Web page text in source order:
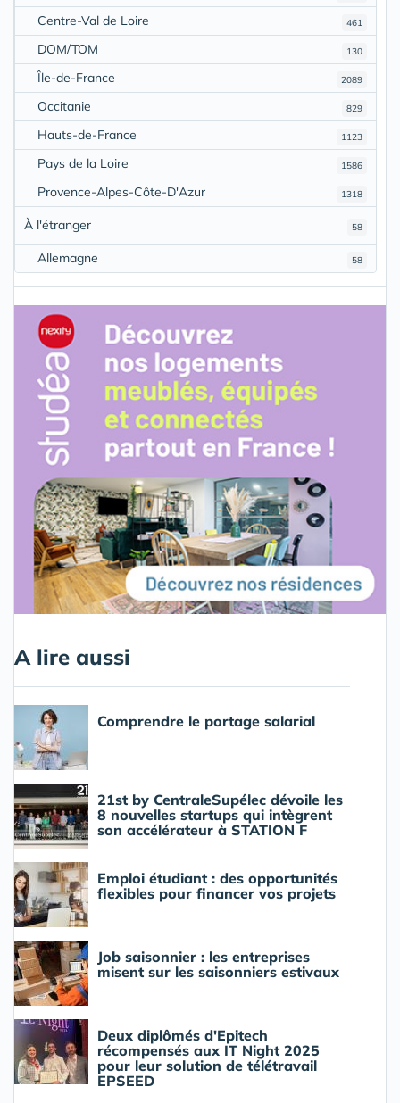
461
Centre-Val de Loire
130
DOM/TOM
2089
Île-de-France
829
Occitanie
1123
Hauts-de-France
1586
Pays de la Loire
1318
Provence-Alpes-Côte-D'Azur
58
À l'étranger
58
Allemagne
A lire aussi
Comprendre le portage salarial
21st by CentraleSupélec dévoile les
8 nouvelles startups qui intègrent
son accélérateur à STATION F
Emploi étudiant : des opportunités
flexibles pour financer vos projets
Job saisonnier : les entreprises
misent sur les saisonniers estivaux
Deux diplômés d'Epitech
récompensés aux IT Night 2025
pour leur solution de télétravail
EPSEED